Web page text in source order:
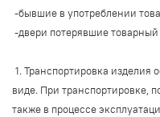
-бывшие в употреблении
-двери потерявшие
1. Транспортировка изделия
виде. При транспортировке,
также в процессе